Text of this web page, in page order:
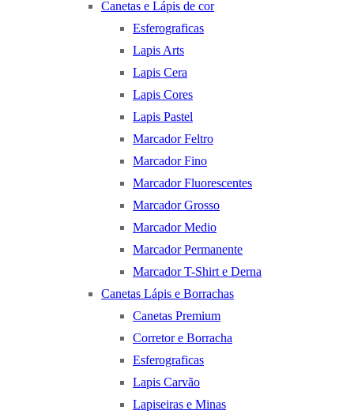
Canetas e Lápis de cor
Esferograficas
Lapis Arts
Lapis Cera
Lapis Cores
Lapis Pastel
Marcador Feltro
Marcador Fino
Marcador Fluorescentes
Marcador Grosso
Marcador Medio
Marcador Permanente
Marcador T-Shirt e Derna
Canetas Lápis e Borrachas
Canetas Premium
Corretor e Borracha
Esferograficas
Lapis Carvão
Lapiseiras e Minas